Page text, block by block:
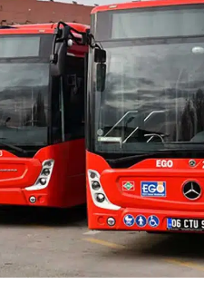
Bolu
Burdur
Bursa
Çanakkale
Çankırı
Çorum
Denizli